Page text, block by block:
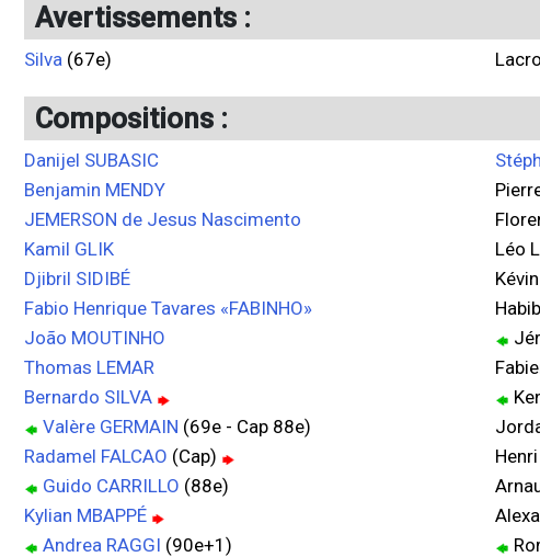
Avertissements :
Silva (67e)
Compositions :
Danijel SUBASIC
Benjamin MENDY
JEMERSON de Jesus Nascimento
Kamil GLIK
Djibril SIDIBÉ
Fabio Henrique Tavares «FABINHO»
João MOUTINHO
Thomas LEMAR
Bernardo SILVA
Valère GERMAIN (69e - Cap 88e)
Radamel FALCAO (Cap)
Guido CARRILLO (88e)
Kylian MBAPPÉ
Andrea RAGGI (90e+1)
Léo